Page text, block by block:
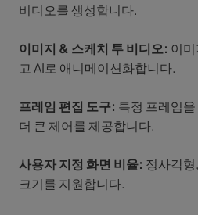
비디오를 생성합니다.
이미지 & 스케치 투 비디오: 이
고 AI로 애니메이션화합니다.
프레임 편집 도구: 특정 프레임
더 큰 제어를 제공합니다.
사용자 지정 화면 비율: 정사각
크기를 지원합니다.